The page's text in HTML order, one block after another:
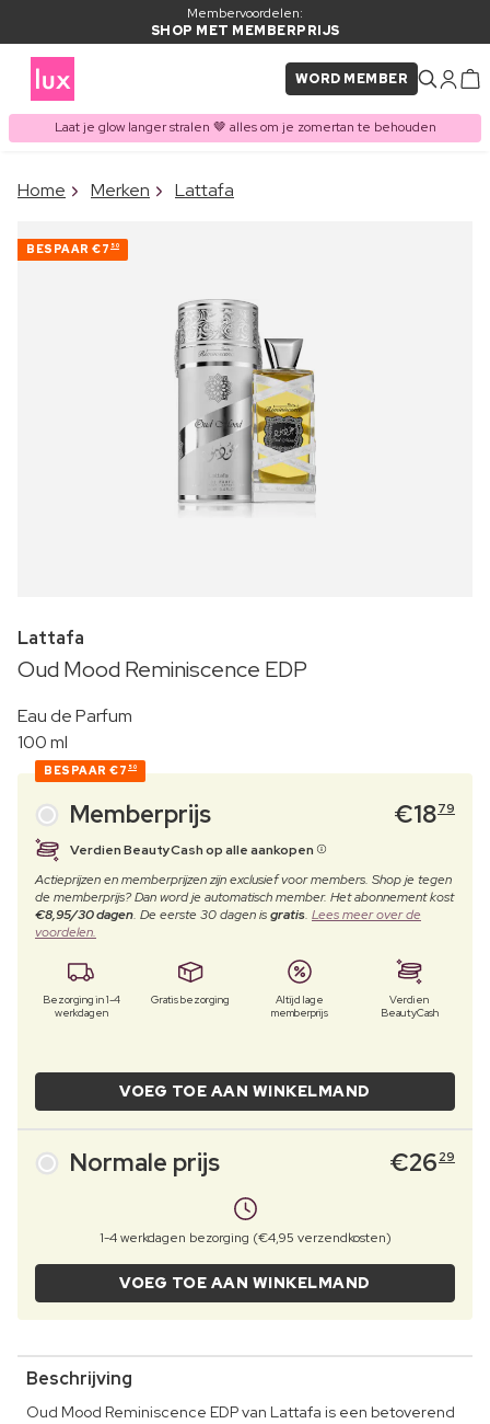
Membervoordelen:
SHOP MET MEMBERPRIJS
WORD MEMBER
Laat je glow langer stralen 🤎 alles om je zomertan te behouden
ITEM TOEGEVOEGD AAN
Home Merken Lattafa
BESPAAR €7 50
Lattafa
Oud Mood Reminiscence EDP
Eau de Parfum
100 ml
BESPAAR €7 50
Memberprijs €1879
Verdien BeautyCash op alle aankopen
Actieprijzen en memberprijzen zijn exclusief voor members. Shop je tegen
de memberprijs? Dan word je automatisch member. Het abonnement kost
€8,95/30 dagen. De eerste 30 dagen isgratis. Lees meer over de
voordelen.
Bezorging in 1-4
werkdagen
Gratis bezorging
Altijd lage
memberprijs
Verdien
BeautyCash
VOEG TOE AAN WINKELMAND
Normale prijs €26 29
1-4 werkdagen bezorging (€4,95 verzendkosten)
VOEG TOE AAN WINKELMAND
Beschrijving
Oud Mood Reminiscence EDP van Lattafa is een betoverend